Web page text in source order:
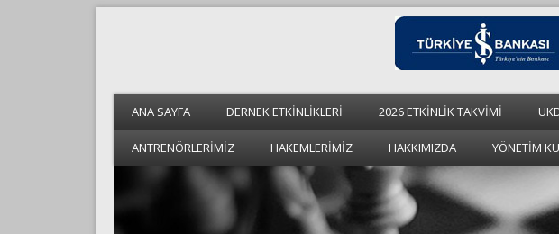
ANA SAYFA DERNEK ETKİNLİKLERİ 2026 ETKİNLİK TAKVİMİ
ANTRENÖRLERİMİZ HAKEMLERİMİZ HAKKIMIZDA YÖNETİM